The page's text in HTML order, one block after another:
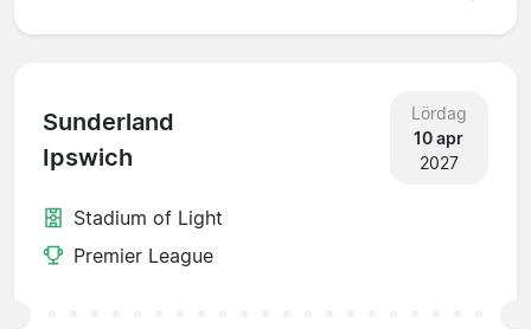
Sunderland
Ipswich
Lördag
10 apr
2027
Stadium of Light
Premier League